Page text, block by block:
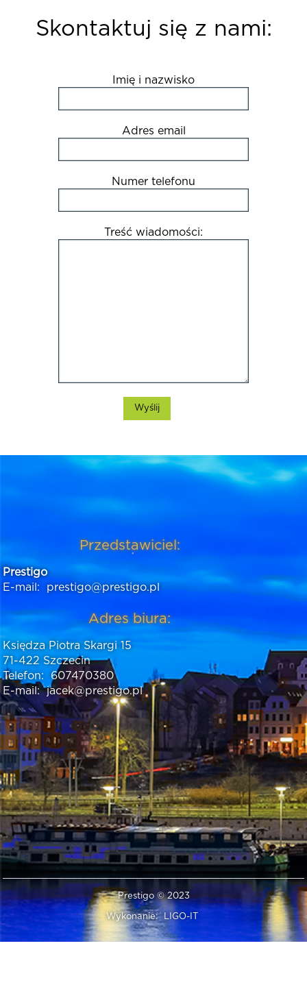
Skontaktuj się z nami:
Imię i nazwisko
Adres email
Numer telefonu
Treść wiadomości:
Przedstawiciel:
Prestigo
E-mail:
prestigo@prestigo.pl
Adres biura:
Księdza Piotra Skargi 15
71-422 Szczecin
Telefon:
607470380
E-mail: jacek@prestigo.pl
Prestigo © 2023
Wykonanie: LIGO-IT